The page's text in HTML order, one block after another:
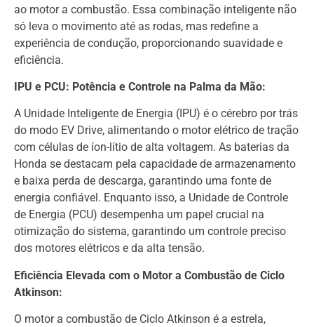
ao motor a combustão. Essa combinação inteligente não
só leva o movimento até as rodas, mas redefine a
experiência de condução, proporcionando suavidade e
eficiência.
IPU e PCU: Potência e Controle na Palma da Mão:
A Unidade Inteligente de Energia (IPU) é o cérebro por trás
do modo EV Drive, alimentando o motor elétrico de tração
com células de íon-lítio de alta voltagem. As baterias da
Honda se destacam pela capacidade de armazenamento
e baixa perda de descarga, garantindo uma fonte de
energia confiável. Enquanto isso, a Unidade de Controle
de Energia (PCU) desempenha um papel crucial na
otimização do sistema, garantindo um controle preciso
dos motores elétricos e da alta tensão.
Eficiência Elevada com o Motor a Combustão de Ciclo
Atkinson:
O motor a combustão de Ciclo Atkinson é a estrela,